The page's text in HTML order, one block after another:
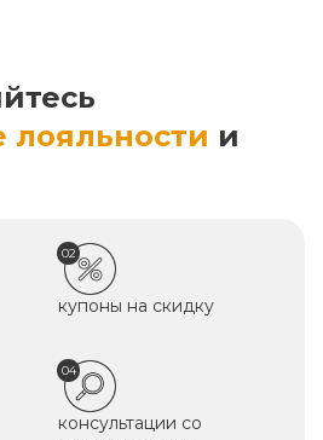
лояльности и
02
купоны на скидку
04
консультации со